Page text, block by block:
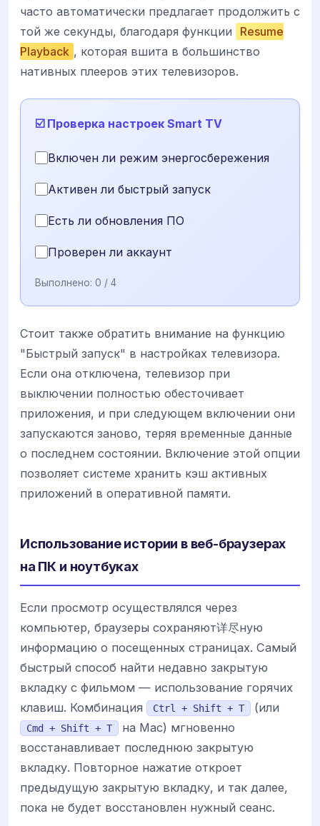
часто автоматически предлагает продолжить с
той же секунды, благодаря функции
Resume
Playback , которая вшита в большинство
нативных плееров этих телевизоров.
☑️ Проверка настроек Smart TV
Включен ли режим энергосбережения
Активен ли быстрый запуск
Есть ли обновления ПО
Проверен ли аккаунт
Выполнено: 0 / 4
Стоит также обратить внимание на функцию
"Быстрый запуск" в настройках телевизора.
Если она отключена, телевизор при
выключении полностью обесточивает
приложения, и при следующем включении они
запускаются заново, теряя временные данные
о последнем состоянии. Включение этой опции
позволяет системе хранить кэш активных
приложений в оперативной памяти.
Использование истории в веб-браузерах
на ПК и ноутбуках
Если просмотр осуществлялся через
компьютер, браузеры сохраняют详尽ную
информацию о посещенных страницах. Самый
быстрый способ найти недавно закрытую
вкладку с фильмом — использование горячих
клавиш. Комбинация
Ctrl + Shift + T (или
Cmd + Shift + T
на Mac) мгновенно
восстанавливает последнюю закрытую
вкладку. Повторное нажатие откроет
предыдущую закрытую вкладку, и так далее,
пока не будет восстановлен нужный сеанс.